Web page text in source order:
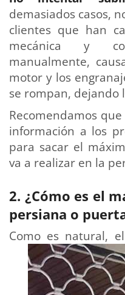
demasiados casos,
clientes que han
mecánica y
manualmente,
motor y los
se rompan, dejando
Recomendamos
información a los
para sacar el
va a realizar en la
2. ¿Cómo es el
persiana o
Como es natural,